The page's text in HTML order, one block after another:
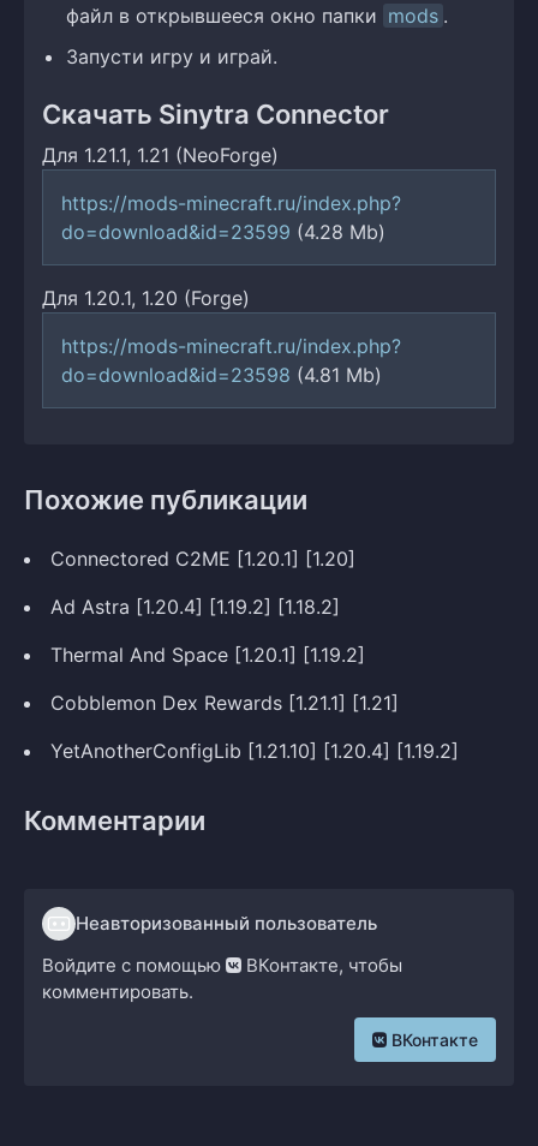
файл в открывшееся окно папки mods .
Запусти игру и играй.
Скачать Sinytra Connector
Для 1.21.1, 1.21 (NeoForge)
https://mods-minecraft.ru/index.php?
do=download&id=23599 (4.28 Mb)
Для 1.20.1, 1.20 (Forge)
https://mods-minecraft.ru/index.php?
do=download&id=23598 (4.81 Mb)
Похожие публикации
Connectored C2ME [1.20.1] [1.20]
Ad Astra [1.20.4] [1.19.2] [1.18.2]
Thermal And Space [1.20.1] [1.19.2]
Cobblemon Dex Rewards [1.21.1] [1.21]
YetAnotherConfigLib [1.21.10] [1.20.4] [1.19.2]
Комментарии
Неавторизованный пользователь
Войдите с помощью
ВКонтакте, чтобы
комментировать.
ВКонтакте